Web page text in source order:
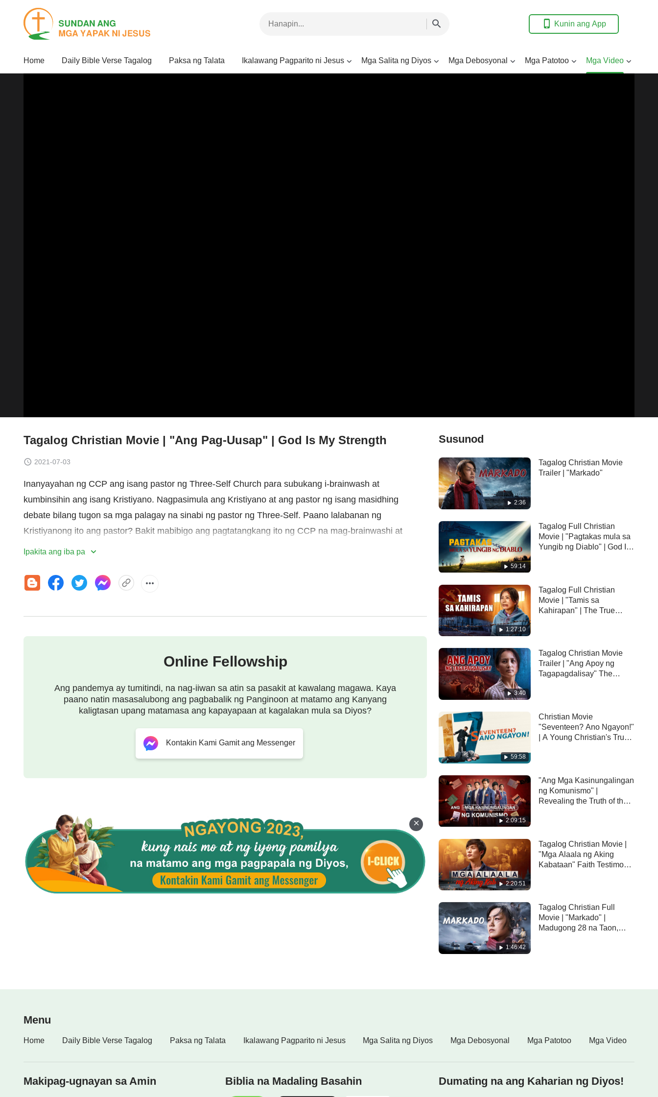
Kunin ang App
Home Daily Bible Verse Tagalog Paksa ng Talata Ikalawang Pagparito ni Jesus Mga Salita ng Diyos Mga Debosyonal Mga Patotoo Mga Video
Tagalog Christian Movie | "Ang Pag-Uusap" | God Is My Strength
2021-07-03
Inanyayahan ng CCP ang isang pastor ng Three-Self Church para subukang i-brainwash at
kumbinsihin ang isang Kristiyano. Nagpasimula ang Kristiyano at ang pastor ng isang masidhing
debate bilang tugon sa mga palagay na sinabi ng pastor ng Three-Self. Paano lalabanan ng
Kristiyanong ito ang pastor? Bakit mabibigo ang pagtatangkang ito ng CCP na mag-brainwashi at
mangumbinsi?
FG LUT(https://filtergrade.com/free-cinematic-luts-video-editing/
Ipakita ang iba pa
Online Fellowship
Ang pandemya ay tumitindi, na nag-iiwan sa atin sa pasakit at kawalang magawa. Kaya
paano natin masasalubong ang pagbabalik ng Panginoon at matamo ang Kanyang
kaligtasan upang matamasa ang kapayapaan at kagalakan mula sa Diyos?
Kontakin Kami Gamit ang Messenger
Susunod
2:36
Tagalog Christian Movie
Trailer | "Markado"
59:14
Tagalog Full Christian
Movie | "Pagtakas mula sa
Yungib ng Diablo" | God Is
1:27:10
Tagalog Full Christian
Movie | "Tamis sa
Kahirapan" | The True
3:40
Tagalog Christian Movie
Trailer | "Ang Apoy ng
Tagapagdalisay" The
59:58
Christian Movie
"Seventeen? Ano Ngayon!"
| A Young Christian's True
2:09:15
"Ang Mga Kasinungalingan
ng Komunismo" |
Revealing the Truth of the
2:20:51
Tagalog Christian Movie |
"Mga Alaala ng Aking
Kabataan" Faith Testimony
1:46:42
Tagalog Christian Full
Movie | "Markado" |
Madugong 28 na Taon,
Menu
Home Daily Bible Verse Tagalog Paksa ng Talata Ikalawang Pagparito ni Jesus Mga Salita ng Diyos Mga Debosyonal Mga Patotoo Mga Video
Makipag-ugnayan sa Amin Biblia na Madaling Basahin Dumating na ang Kaharian ng Diyos!